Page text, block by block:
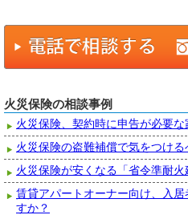
火災保険の相談事例
火災保険、契約時に申告が必要
火災保険の盗難補償で気をつける
火災保険が安くなる「省令準耐
賃貸アパートオーナー向け、入
すか？